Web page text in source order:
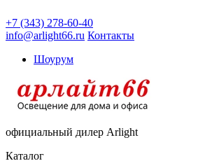
+7 (343) 278-60-40
info@arlight66.ru Контакты
Шоурум
официальный дилер Arlight
Каталог